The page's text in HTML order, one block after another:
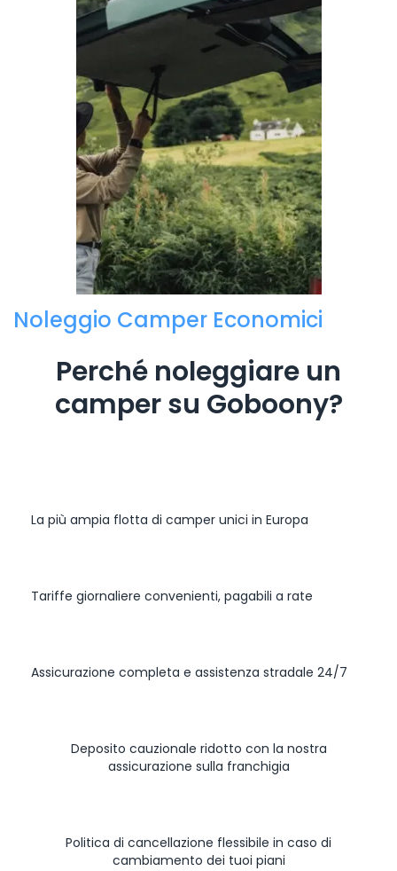
Noleggio Camper Economici
Perché noleggiare un
camper su Goboony?
La più ampia flotta di camper unici in Europa
Tariffe giornaliere convenienti, pagabili a rate
Assicurazione completa e assistenza stradale 24/7
Deposito cauzionale ridotto con la nostra
assicurazione sulla franchigia
Politica di cancellazione flessibile in caso di
cambiamento dei tuoi piani